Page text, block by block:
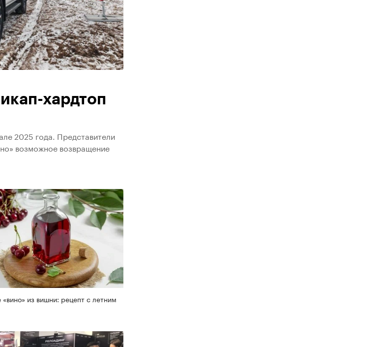
хардтоп
2025 года. Представители
возможное возвращение
из вишни: рецепт с летним